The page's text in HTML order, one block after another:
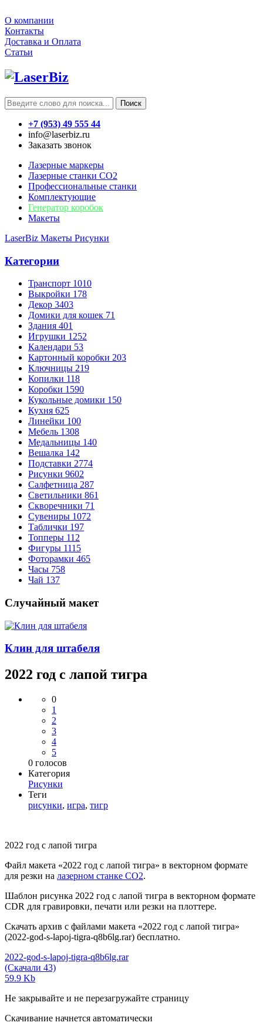
О компании
Контакты
Доставка и Оплата
Статьи
Поиск
+7 (953) 49 555 44
info@laserbiz.ru
Заказать звонок
Лазерные маркеры
Лазерные станки CO2
Профессиональные станки
Комплектующие
Генератор коробок
Макеты
LaserBiz Макеты Рисунки
Категории
Транспорт 1010
Выкройки 178
Декор 3403
Домики для кошек 71
Здания 401
Игрушки 1252
Календари 53
Картонный коробки 203
Ключницы 219
Копилки 118
Коробки 1590
Кукольные домики 150
Кухня 625
Линейки 100
Мебель 1308
Медальницы 140
Вешалка 142
Подставки 2774
Рисунки 9602
Салфетница 287
Светильники 861
Скворечники 71
Сувениры 1072
Таблички 197
Топперы 112
Фигуры 1115
Фоторамки 465
Часы 758
Чай 137
Случайный макет
Клин для штабеля
2022 год с лапой тигра
0
1
2
3
4
5
0 голосов
Категория
Рисунки
Теги
рисунки, игра, тигр
2022 год с лапой тигра
Файл макета «2022 год с лапой тигра» в векторном формате
для резки на лазерном станке СО2.
Шаблон рисунка 2022 год с лапой тигра в векторном формате
CDR для гравировки, печати или резки на плоттере.
Скачать архив с файлами макета «2022 год с лапой тигра»
(2022-god-s-lapoj-tigra-q8b6lg.rar) бесплатно.
2022-god-s-lapoj-tigra-q8b6lg.rar
(Скачали 43)
59.9 Kb
Не закрывайте и не перезагружайте страницу
Скачивание начнется автоматически